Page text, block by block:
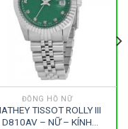
ĐỒNG HỒ NỮ
TISSOT ROLLY III
D810AV – NỮ – KÍNH